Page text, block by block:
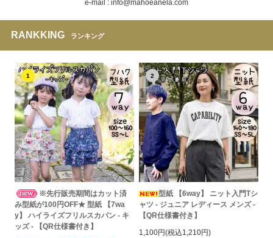
e-mail : info@mahoeanela.com
RANKKING ランキング
1
※先行販売期間はカット済
み型紙が100円OFF★ 型紙 【7wa
y】 ハイライズフリルスカパン - キ
ッズ - 【QR仕様書付き】
2
型紙 【6way】 ニット入門Tシ
ャツ - ジュニア レディース メンズ -
【QR仕様書付き】
1,100円(税込1,210円)